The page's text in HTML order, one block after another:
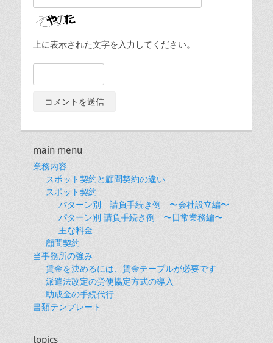
上に表示された文字を入力してください。
main menu
業務内容
スポット契約と顧問契約の違い
スポット契約
パターン別 請負手続き例 〜会社設立編〜
パターン別 請負手続き例 〜日常業務編〜
主な料金
顧問契約
当事務所の強み
賃金を決めるには、賃金テーブルが必要です
派遣法改定の労使協定方式の導入
助成金の手続代行
書類テンプレート
topics